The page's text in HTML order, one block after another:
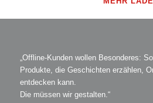
„Offline-Kunden wollen Besonderes:
Produkte, die Geschichten erzählen,
entdecken kann.
Die müssen wir gestalten.“